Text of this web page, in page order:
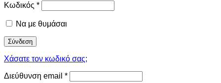
Κωδικός *
Να με θυμάσαι
Σύνδεση
Χάσατε τον κωδικό σας;
Διεύθυνση email *